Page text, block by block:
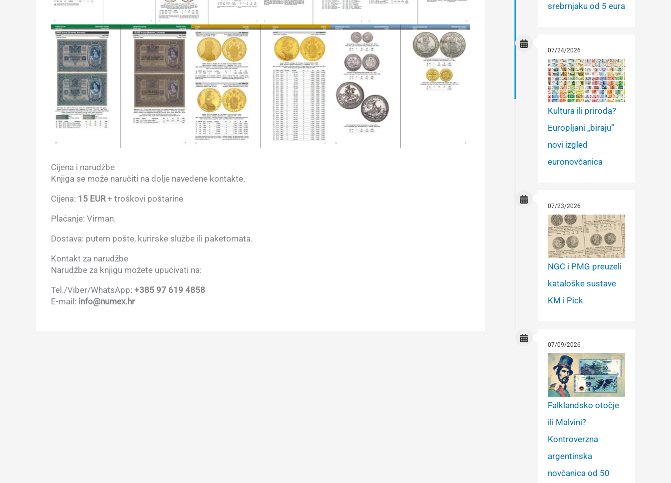
Cijena i narudžbe
Knjiga se može naručiti na dolje navedene kontakte.
Cijena: 15 EUR+ troškovi poštarine
Plaćanje: Virman.
Dostava: putem pošte, kurirske službe ili paketomata.
Kontakt za narudžbe
Narudžbe za knjigu možete upućivati na:
Tel./Viber/WhatsApp: +385 97 619 4858
E-mail: info@numex.hr
srebrnjaku od 5 eura
07/24/2026
Kultura ili priroda?
Europljani „biraju”
novi izgled
euronovčanica
07/23/2026
NGC i PMG preuzeli
kataloške sustave
KM i Pick
07/09/2026
Falklandsko otočje
ili Malvini?
Kontroverzna
argentinska
novčanica od 50